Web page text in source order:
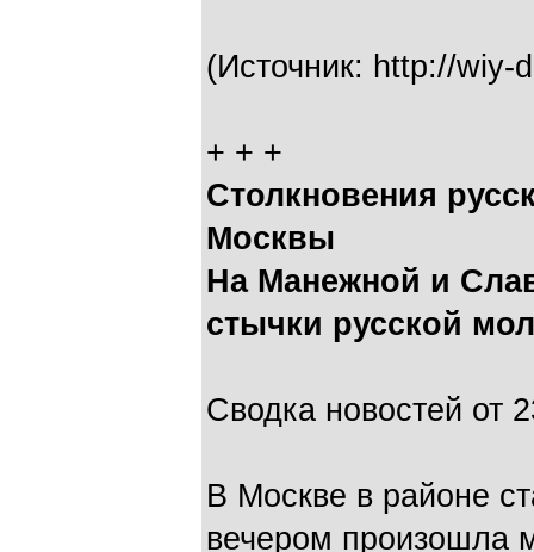
(Источник: http://wiy-
+ + +
Столкновения
Москвы
На Манежной и
стычки русской
Сводка новостей от
В Москве в районе
вечером произошла